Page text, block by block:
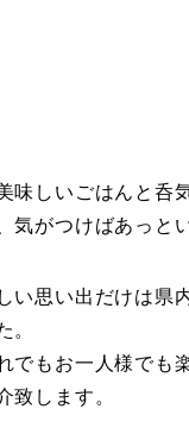
味しいごはんと呑
気がつけばあっと
い思い出だけは県
。
でもお一人様でも
致します。